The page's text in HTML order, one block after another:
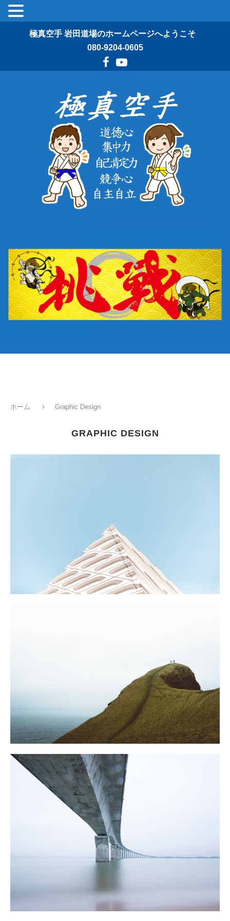
極真空手 岩田道場のホームページへようこそ
080-9204-0605
ホーム Graphic Design
GRAPHIC DESIGN